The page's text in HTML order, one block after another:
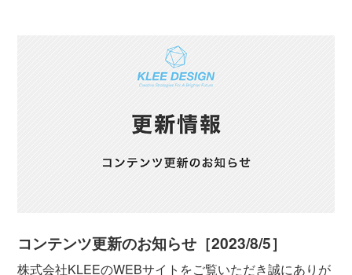
コンテンツ更新のお知らせ［2023/8/5］
株式会社KLEEのWEBサイトをご覧いただき誠にありが